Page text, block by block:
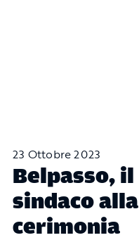
23 Ottobre 2023
Belpasso, il
sindaco alla
cerimonia